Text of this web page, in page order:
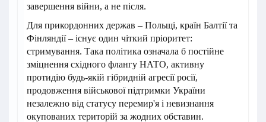
завершення війни, а не після.
Для прикордонних держав – Польщі, країн Балтії та
Фінляндії – існує один чіткий пріоритет:
стримування. Така політика означала б постійне
зміцнення східного флангу НАТО, активну
протидію будь-якій гібридній агресії росії,
продовження військової підтримки України
незалежно від статусу перемир'я і невизнання
окупованих територій за жодних обставин.